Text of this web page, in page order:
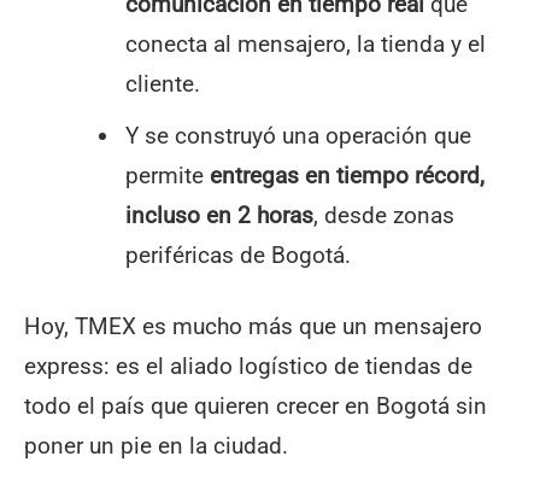
conecta al mensajero, la tienda y el
cliente.
Y se construyó una operación que
permite entregas en tiempo récord,
incluso en 2 horas, desde zonas
periféricas de Bogotá.
Hoy, TMEX es mucho más que un mensajero
express: es el aliado logístico de tiendas de
todo el país que quieren crecer en Bogotá sin
poner un pie en la ciudad.